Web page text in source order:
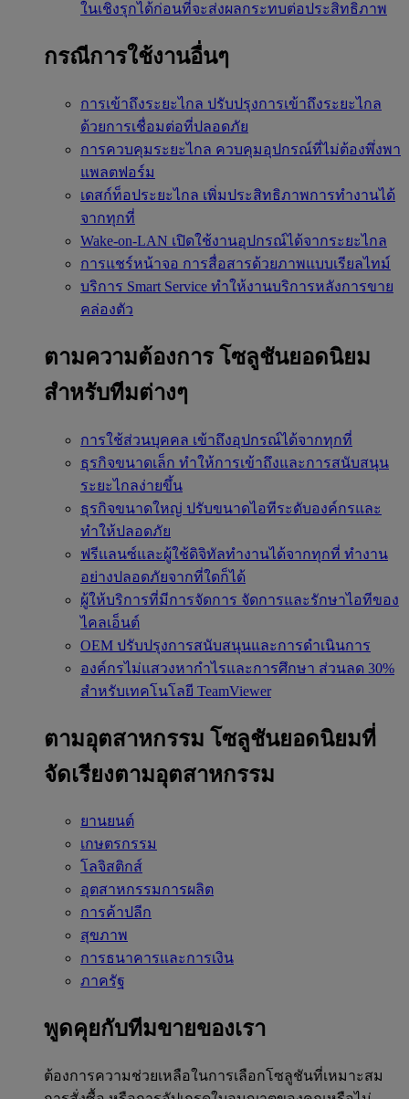
ในเชิงรุกได้ก่อนที่จะส่งผลกระทบต่อประสิทธิภาพ
กรณีการใช้งานอื่นๆ
การเข้าถึงระยะไกล ปรับปรุงการเข้าถึงระยะไกล
ด้วยการเชื่อมต่อที่ปลอดภัย
การควบคุมระยะไกล ควบคุมอุปกรณ์ที่ไม่ต้องพึ่งพา
แพลตฟอร์ม
เดสก์ท็อประยะไกล เพิ่มประสิทธิภาพการทำงานได้
จากทุกที่
Wake-on-LAN เปิดใช้งานอุปกรณ์ได้จากระยะไกล
การแชร์หน้าจอ การสื่อสารด้วยภาพแบบเรียลไทม์
บริการ Smart Service ทำให้งานบริการหลังการขาย
คล่องตัว
ตามความต้องการ โซลูชันยอดนิยม
สำหรับทีมต่างๆ
การใช้ส่วนบุคคล เข้าถึงอุปกรณ์ได้จากทุกที่
ธุรกิจขนาดเล็ก ทำให้การเข้าถึงและการสนับสนุน
ระยะไกลง่ายขึ้น
ธุรกิจขนาดใหญ่ ปรับขนาดไอทีระดับองค์กรและ
ทำให้ปลอดภัย
ฟรีแลนซ์และผู้ใช้ดิจิทัลทำงานได้จากทุกที่ ทำงาน
อย่างปลอดภัยจากที่ใดก็ได้
ผู้ให้บริการที่มีการจัดการ จัดการและรักษาไอทีของ
ไคลเอ็นต์
OEM ปรับปรุงการสนับสนุนและการดำเนินการ
องค์กรไม่แสวงหากำไรและการศึกษา ส่วนลด 30%
สำหรับเทคโนโลยี TeamViewer
ตามอุตสาหกรรม โซลูชันยอดนิยมที่
จัดเรียงตามอุตสาหกรรม
ยานยนต์
เกษตรกรรม
โลจิสติกส์
อุตสาหกรรมการผลิต
การค้าปลีก
สุขภาพ
การธนาคารและการเงิน
ภาครัฐ
พูดคุยกับทีมขายของเรา
ต้องการความช่วยเหลือในการเลือกโซลูชันที่เหมาะสม